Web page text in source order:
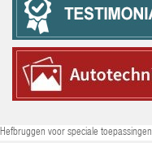
Hefbruggen voor speciale toepassingen